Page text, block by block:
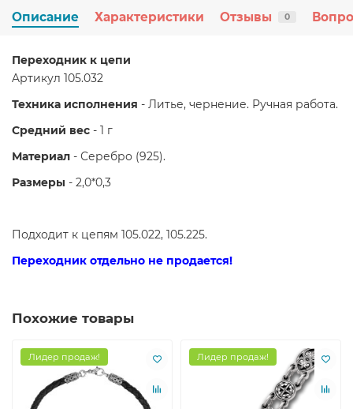
Описание Характеристики Отзывы 0
Переходник к цепи
Aртикул 105.032
Техника исполнения - Литье, чернение. Ручная работа.
Средний вес - 1 г
Материал - Серебро (925).
Размеры - 2,0*0,3
Подходит к цепям 105.022, 105.225.
Переходник отдельно не продается!
Похожие товары
Лидер продаж! Лидер продаж!